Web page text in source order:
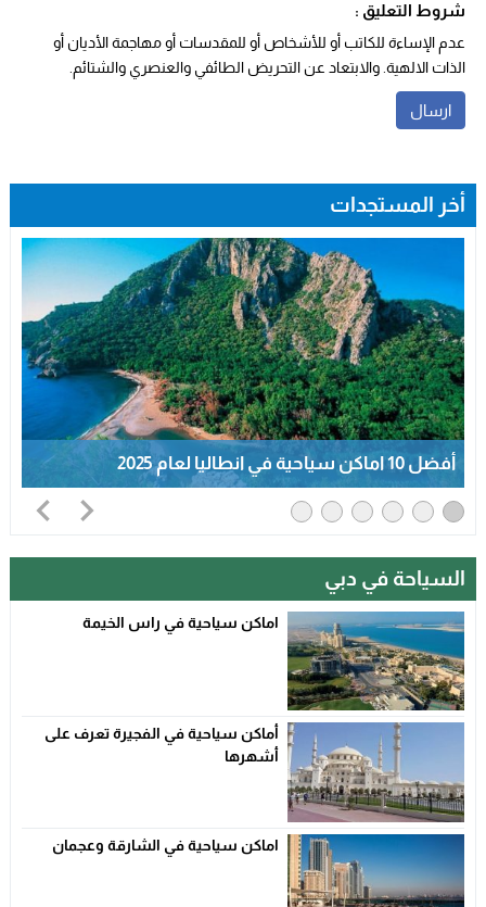
شروط التعليق :
عدم الإساءة للكاتب أو للأشخاص أو للمقدسات أو مهاجمة الأديان أو
الذات الالهية. والابتعاد عن التحريض الطائفي والعنصري والشتائم.
أخر المستجدات
أفضل 10معالم تاريخية في جده 2025
السياحة في دبي
اماكن سياحية في راس الخيمة
أماكن سياحية في الفجيرة تعرف على
أشهرها
اماكن سياحية في الشارقة وعجمان